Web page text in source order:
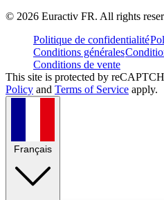
© 2026 Euractiv FR. All rights
Politique de confidentialité
Conditions générales
Conditions de vente
This site is protected by
Policy and Terms of Service apply.
Français